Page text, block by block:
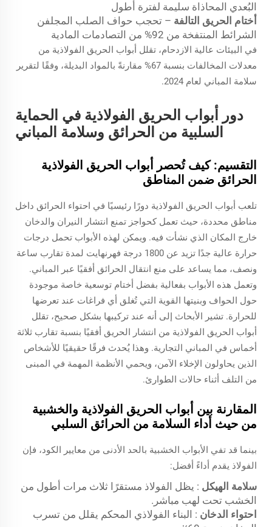
البُعدي المحاذاة سليمة لفترة أطول
أختام الحريق التالفة – تحجب حواف الصلب المجلفن
الشرائط المنتفخة من 92% من التصادمات المادية
في البيئات عالية الازدحام، تقلل أبواب الحريق الفولاذية من
معدلات المخالفات بنسبة 67% مقارنةً بالمواد البديلة، وفقًا لتقرير
سلامة المباني لعام 2024.
دور أبواب الحريق الفولاذية في الحماية
السلبية من الحرائق وسلامة المباني
التقسيم: كيف تُحصر أبواب الحريق الفولاذية
الحرائق ضمن المناطق
تلعب أبواب الحريق الفولاذية دورًا رئيسيًا في احتواء الحرائق داخل
مناطق محددة، حيث تعمل كحواجز تمنع انتشار النيران والدخان
خارج المكان الذي نشأت فيه. ويمكن لهذه الأبواب تحمل درجات
حرارة عالية جدًا تزيد عن 1800 درجة فهرنهايت لمدة تقارب ساعة
ونصف، مما يساعد على منع انتقال الحرائق أفقيًا عبر المباني.
وتعمل هذه الأبواب بفعالية بفضل أختام توسعية خاصة موجودة
حول الحواف وبنيتها القوية التي تُغلق أي فراغات عند تعرضها
للحرارة. تشير الأبحاث إلى أنه عند تركيبها بشكل صحيح، تقلل
أبواب الحريق الفولاذية من انتشار الحريق أفقيًا بنسبة تقارب ثلاثة
أخماس في المباني التجارية. وهذا يُحدث فرقًا حقيقيًا للأشخاص
الذين يحاولون الإخلاء الآمن، ويحمي الأنظمة المهمة في المبنى
من التلف أثناء حالات الطوارئ.
المقارنة بين أبواب الحريق الفولاذية والخشبية
من حيث أداء السلامة من الحرائق السلبي
بينما قد تفي الأبواب الخشبية بالحد الأدنى من معايير الكود، فإن
الفولاذ يقدم أداءً أفضل:
سلامة الهيكل : يظل الفولاذ مستقرًا ثلاث مرات أطول من
الخشب تحت لهب مباشر.
احتواء الدخان : البناء الفولاذي المحكم يقلل من تسرب